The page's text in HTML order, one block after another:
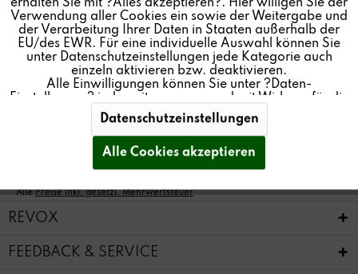
Passwort vergessen?
Anmelden
* AllePreise inkl. gesetzl. Mehrwertsteuer
REVOX
FEEDBACK & SERVICE
Service Inaktiv
erhalten Sie mit ?Alles akzeptieren?. Hier willigen Sie der
Verwendung aller Cookies ein sowie der Weitergabe und
der Verarbeitung Ihrer Daten in Staaten außerhalb der
EU/des EWR. Für eine individuelle Auswahl können Sie
unter Datenschutzeinstellungen jede Kategorie auch
einzeln aktivieren bzw. deaktivieren.
Alle Einwilligungen können Sie unter ?Daten-
Einstellungen? jederzeit anpassen und mit Wirkung für die
Zukunft widerrufen. Weitere Informationen finden Sie in
Datenschutzerklärungund imImpressum
können Ihre Auswahl der Verwendung von Cookies
jederzeitspeichern.
Datenschutzeinstellungen
Alle Cookies akzeptieren